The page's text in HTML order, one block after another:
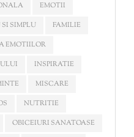
EMOTII
SI SIMPLU
FAMILIE
EMOTIILOR
INSPIRATIE
MISCARE
NUTRITIE
OBICEIURI SANATOASE